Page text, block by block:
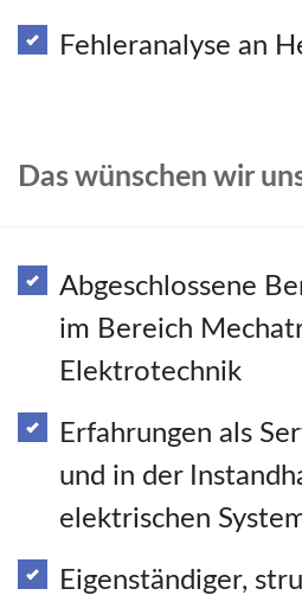
Fehleranalyse an
Das wünschen wir
Abgeschlossene
im Bereich
Elektrotechnik
Erfahrungen als
und in der
elektrischen
Eigenständiger,